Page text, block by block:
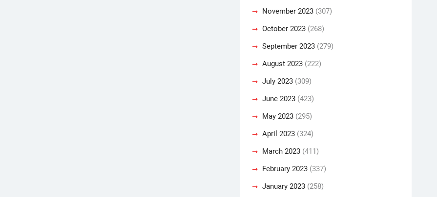
November 2023 (307)
October 2023 (268)
September 2023 (279)
August 2023 (222)
July 2023 (309)
June 2023 (423)
May 2023 (295)
April 2023 (324)
March 2023 (411)
February 2023 (337)
January 2023 (258)